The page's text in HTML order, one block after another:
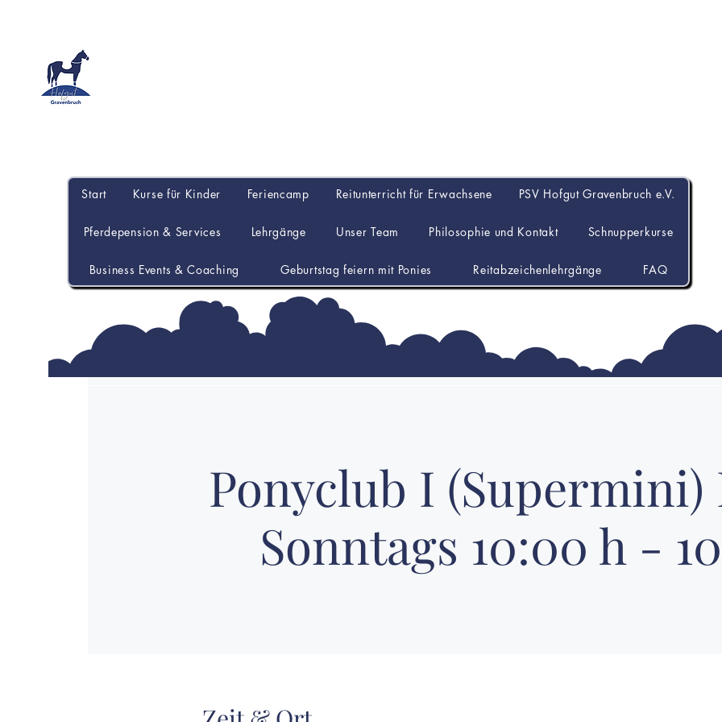
Start Kurse für Kinder Feriencamp Reitunterricht für Erwachsene PSV Hofgut Gravenbruch e.V.
Pferdepension & Services Lehrgänge Unser Team Philosophie und Kontakt Schnupperkurse
Business Events & Coaching Geburtstag feiern mit Ponies Reitabzeichenlehrgänge FAQ
Ponyclub I (Supermini)
Sonntags 10:00 h -